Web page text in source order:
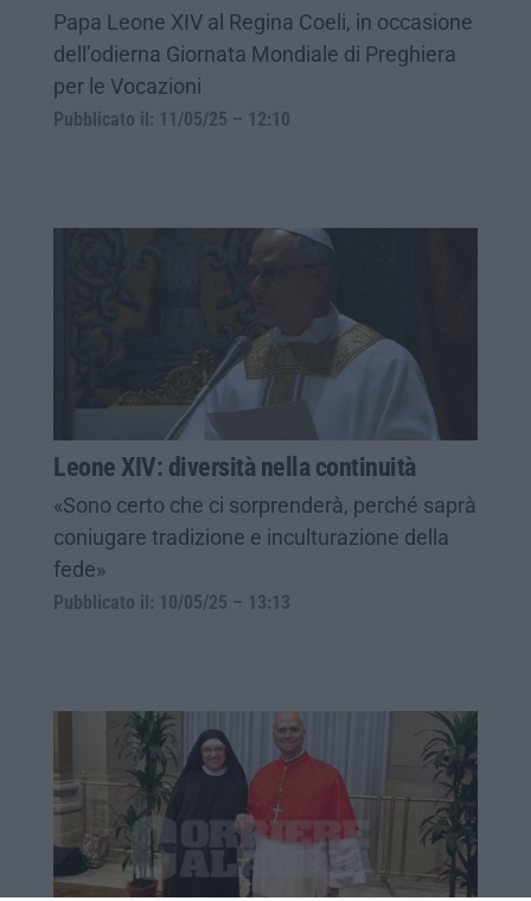
Papa Leone XIV al Regina Coeli, in occasione
dell’odierna Giornata Mondiale di Preghiera
per le Vocazioni
Pubblicato il: 11/05/25 – 12:10
Leone XIV: diversità nella continuità
«Sono certo che ci sorprenderà, perché saprà
coniugare tradizione e inculturazione della
fede»
Pubblicato il: 10/05/25 – 13:13